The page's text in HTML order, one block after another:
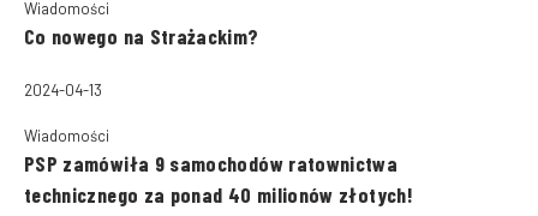
Wiadomości
Co nowego na Strażackim?
2024-04-13
Wiadomości
PSP zamówiła 9 samochodów ratownictwa
technicznego za ponad 40 milionów złotych!